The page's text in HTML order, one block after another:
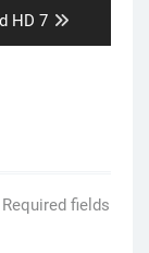
HD 7
Required fields